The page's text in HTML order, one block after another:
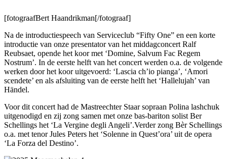
[fotograafBert Haandrikman[/fotograaf]
Na de introductiespeech van Serviceclub “Fifty One” en een korte
introductie van onze presentator van het middagconcert Ralf
Reubsaet, opende het koor met ‘Domine, Salvum Fac Regem
Nostrum’. In de eerste helft van het concert werden o.a. de volgende
werken door het koor uitgevoerd: ‘Lascia ch’io pianga’, ‘Amori
scendete’ en als afsluiting van de eerste helft het ‘Hallelujah’ van
Händel.
Voor dit concert had de Mastreechter Staar sopraan Polina lashchuk
uitgenodigd en zij zong samen met onze bas-bariton solist Ber
Schellings het ‘La Vergine degli Angeli’.Verder zong Bèr Schellings
o.a. met tenor Jules Peters het ‘Solenne in Quest’ora’ uit de opera
‘La Forza del Destino’.